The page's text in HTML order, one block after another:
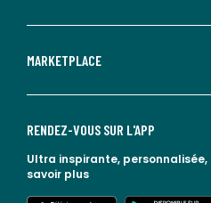
MARKETPLACE
RENDEZ-VOUS SUR L'APP
Ultra inspirante,
savoir plus
lien vers l'app store
lien vers google play